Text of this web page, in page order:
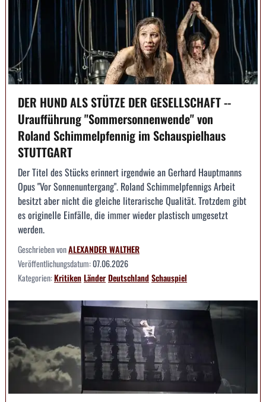
DER HUND ALS STÜTZE DER GESELLSCHAFT --
Uraufführung "Sommersonnenwende" von
Roland Schimmelpfennig im Schauspielhaus
STUTTGART
Der Titel des Stücks erinnert irgendwie an Gerhard Hauptmanns
Opus "Vor Sonnenuntergang". Roland Schimmelpfennigs Arbeit
besitzt aber nicht die gleiche literarische Qualität. Trotzdem gibt
es originelle Einfälle, die immer wieder plastisch umgesetzt
werden.
Geschrieben vonALEXANDER WALTHER
Veröffentlichungsdatum:07.06.2026
Kategorien:KritikenLänderDeutschlandSchauspiel